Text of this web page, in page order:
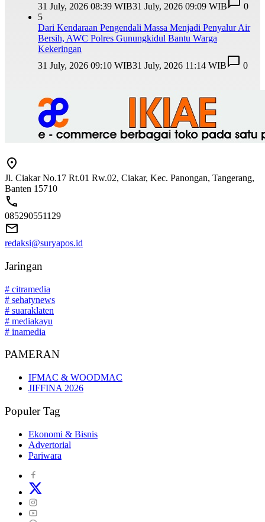
31 July, 2026 08:39 WIB31 July, 2026 09:09 WIB
0
5
Dari Kendaraan Pengendali Massa Menjadi Penyalur Air
Bersih, AWC Polres Gunungkidul Bantu Warga
Kekeringan
31 July, 2026 09:10 WIB31 July, 2026 11:14 WIB 0
Jl. Ciakar No.17 Rt.01 Rw.02, Ciakar, Kec. Panongan, Tangerang,
Banten 15710
085290551129
redaksi@suryapos.id
Jaringan
# citramedia
# sehatynews
# suaraklaten
# mediakayu
# inamedia
PAMERAN
IFMAC & WOODMAC
JIFFINA 2026
Populer Tag
Ekonomi & Bisnis
Advertorial
Pariwara